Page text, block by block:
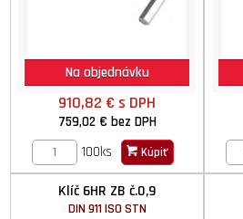
Na objednávku
910,82 €s DPH
759,02 € bez DPH
100ks
Kúpiť
Klíč 6HR ZB č.0,9
DIN 911 ISO STN